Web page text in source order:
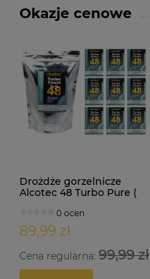
Okazje cenowe
Drożdże gorzelnicze
Alcotec 48 Turbo Pure (
0 ocen
89,99 zł
Cena regularna: 99,99 zł